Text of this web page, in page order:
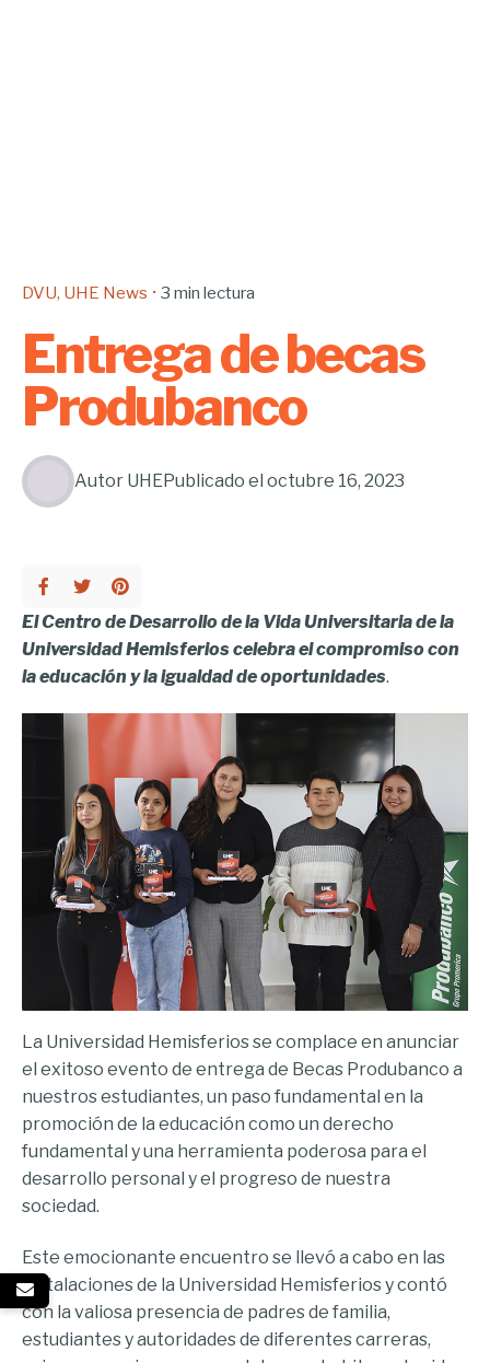
DVU UHE News 3 min lectura
Entrega de becas
Produbanco
Autor UHEPublicado el octubre 16, 2023
El Centro de Desarrollo de la Vida Universitaria de la
Universidad Hemisferios celebra el compromiso con
la educación y la igualdad de oportunidades.
La Universidad Hemisferios se complace en anunciar
el exitoso evento de entrega de Becas Produbanco a
nuestros estudiantes, un paso fundamental en la
promoción de la educación como un derecho
fundamental y una herramienta poderosa para el
desarrollo personal y el progreso de nuestra
sociedad.
Este emocionante encuentro se llevó a cabo en las
instalaciones de la Universidad Hemisferios y contó
con la valiosa presencia de padres de familia,
estudiantes y autoridades de diferentes carreras,